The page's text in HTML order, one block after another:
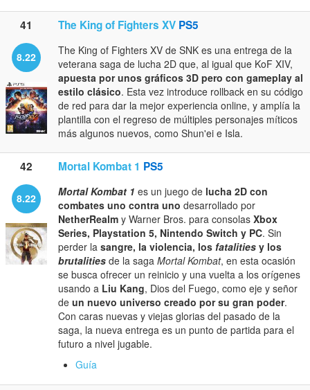
41 The King of Fighters XV PS5
8.22
The King of Fighters XV de SNK es una entrega de la
veterana saga de lucha 2D que, al igual que KoF XIV,
apuesta por unos gráficos 3D pero con gameplay al
estilo clásico. Esta vez introduce rollback en su código
de red para dar la mejor experiencia online, y amplía la
plantilla con el regreso de múltiples personajes míticos
más algunos nuevos, como Shun'ei e Isla.
42 Mortal Kombat 1 PS5
8.22 Mortal Kombat 1 es un juego de lucha 2D con
combates uno contra uno desarrollado por
NetherRealm y Warner Bros. para consolas Xbox
Series, Playstation 5, Nintendo Switch y PC. Sin
perder la sangre, la violencia, los fatalities y los
brutalities de la saga Mortal Kombat, en esta ocasión
se busca ofrecer un reinicio y una vuelta a los orígenes
usando a Liu Kang, Dios del Fuego, como eje y señor
de un nuevo universo creado por su gran poder.
Con caras nuevas y viejas glorias del pasado de la
saga, la nueva entrega es un punto de partida para el
futuro a nivel jugable.
Guía